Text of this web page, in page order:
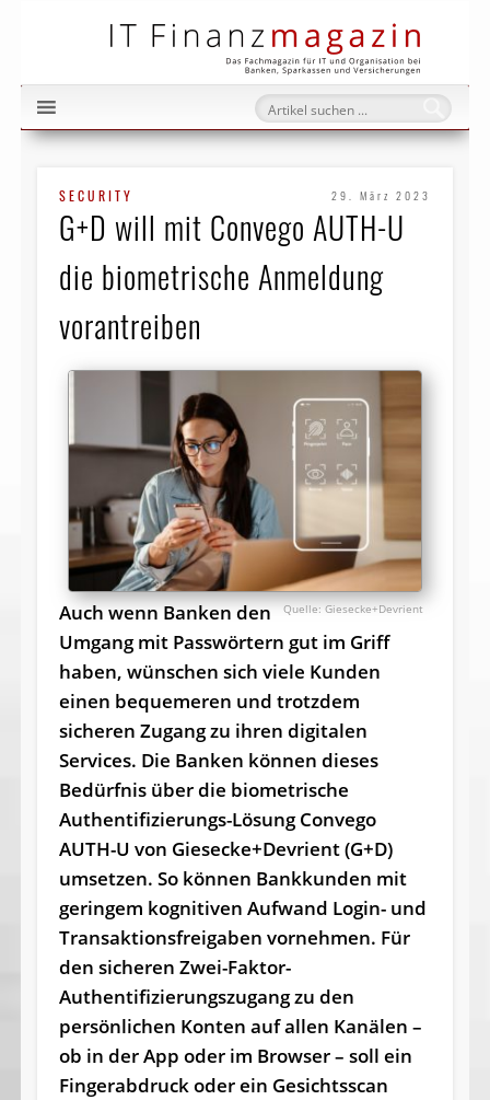
SECURITY 29. März 2023
G+D will mit Convego AUTH-U
die biometrische Anmeldung
vorantreiben
Giesecke+Devrient
Auch wenn Banken den
Umgang mit Passwörtern gut im Griff
haben, wünschen sich viele Kunden
einen bequemeren und trotzdem
sicheren Zugang zu ihren digitalen
Services. Die Banken können dieses
Bedürfnis über die biometrische
Authentifizierungs-Lösung Convego
AUTH-U von Giesecke+Devrient (G+D)
umsetzen. So können Bankkunden mit
geringem kognitiven Aufwand Login- und
Transaktionsfreigaben vornehmen. Für
den sicheren Zwei-Faktor-
Authentifizierungszugang zu den
persönlichen Konten auf allen Kanälen –
ob in der App oder im Browser – soll ein
Fingerabdruck oder ein Gesichtsscan